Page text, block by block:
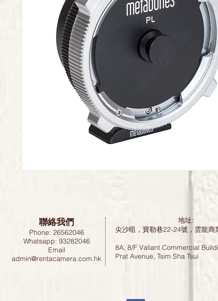
聯絡我們
Phone: 26562046
Whatsapp: 93282046
Email
admin@rentacamera.com.hk
地址:
尖沙咀，寶勒巷22-24號，雲龍
8A, 8/F Valiant Commercial
Prat Avenue, Tsim Sha Tsui